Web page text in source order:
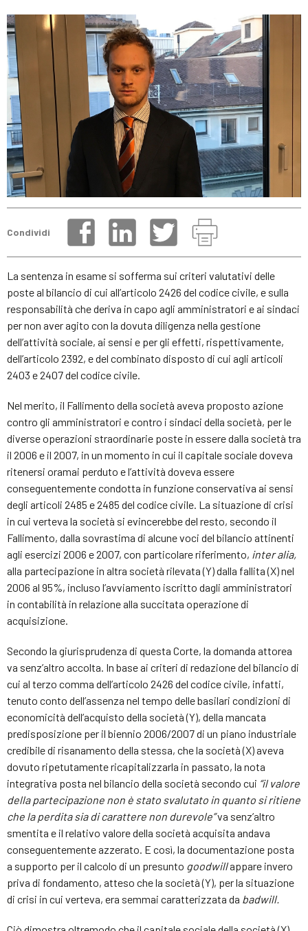
Condividi
La sentenza in esame si sofferma sui criteri valutativi delle
poste al bilancio di cui all’articolo 2426 del codice civile, e sulla
responsabilità che deriva in capo agli amministratori e ai sindaci
per non aver agito con la dovuta diligenza nella gestione
dell’attività sociale, ai sensi e per gli effetti, rispettivamente,
dell’articolo 2392, e del combinato disposto di cui agli articoli
2403 e 2407 del codice civile.
Nel merito, il Fallimento della società aveva proposto azione
contro gli amministratori e contro i sindaci della società, per le
diverse operazioni straordinarie poste in essere dalla società tra
il 2006 e il 2007, in un momento in cui il capitale sociale doveva
ritenersi oramai perduto e l’attività doveva essere
conseguentemente condotta in funzione conservativa ai sensi
degli articoli 2485 e 2485 del codice civile. La situazione di crisi
in cui verteva la società si evincerebbe del resto, secondo il
Fallimento, dalla sovrastima di alcune voci del bilancio attinenti
agli esercizi 2006 e 2007, con particolare riferimento, inter alia,
alla partecipazione in altra società rilevata (Y) dalla fallita (X) nel
2006 al 95%, incluso l’avviamento iscritto dagli amministratori
in contabilità in relazione alla succitata operazione di
acquisizione.
Secondo la giurisprudenza di questa Corte, la domanda attorea
va senz’altro accolta. In base ai criteri di redazione del bilancio di
cui al terzo comma dell’articolo 2426 del codice civile, infatti,
tenuto conto dell’assenza nel tempo delle basilari condizioni di
economicità dell’acquisto della società (Y), della mancata
predisposizione per il biennio 2006/2007 di un piano industriale
credibile di risanamento della stessa, che la società (X) aveva
dovuto ripetutamente ricapitalizzarla in passato, la nota
integrativa posta nel bilancio della società secondo cui “il valore
della partecipazione non è stato svalutato in quanto si ritiene
che la perdita sia di carattere non durevole”va senz’altro
smentita e il relativo valore della società acquisita andava
conseguentemente azzerato. E così, la documentazione posta
a supporto per il calcolo di un presunto goodwillappare invero
priva di fondamento, atteso che la società (Y), per la situazione
di crisi in cui verteva, era semmai caratterizzata da badwill.